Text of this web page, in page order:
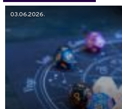
03.06.2026.